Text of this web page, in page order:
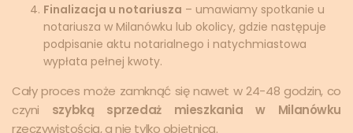
Finalizacja u notariusza – umawiamy spotkanie u
notariusza w Milanówku lub okolicy, gdzie następuje
podpisanie aktu notarialnego i natychmiastowa
wypłata pełnej kwoty.
Cały proces może zamknąć się nawet w 24-48 godzin, co
czyni szybką sprzedaż mieszkania w Milanówku
rzeczywistością, a nie tylko obietnicą.